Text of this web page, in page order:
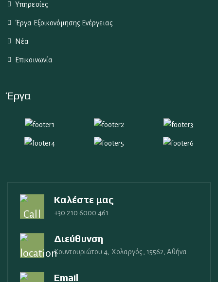
Υπηρεσίες
Έργα Εξοικονόμησης Ενέργειας
Νέα
Επικοινωνία
Έργα
Καλέστε μας
+30 210 6000 461
Διεύθυνση
Κουντουριώτου 4, Χολαργός, 15562, Αθήνα
Email